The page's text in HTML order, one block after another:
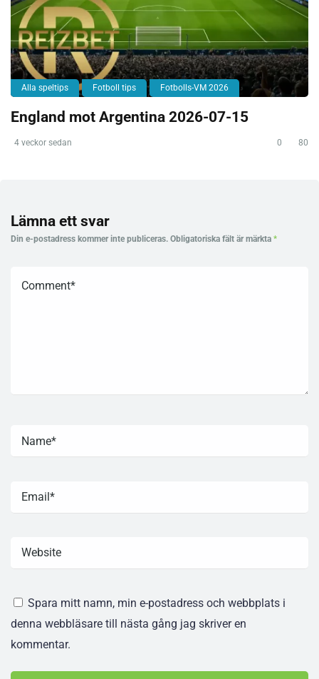
Alla speltips Fotboll tips Fotbolls-VM 2026
England mot Argentina 2026-07-15
4 veckor sedan 0 80
Lämna ett svar
Din e-postadress kommer inte publiceras. Obligatoriska fält är märkta *
Spara mitt namn, min e-postadress och webbplats i
denna webbläsare till nästa gång jag skriver en
kommentar.